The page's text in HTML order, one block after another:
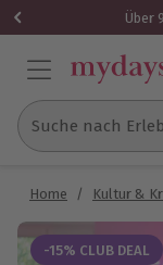
Über
Suche nach
Home / Kultur &
-15% CLUB DEAL